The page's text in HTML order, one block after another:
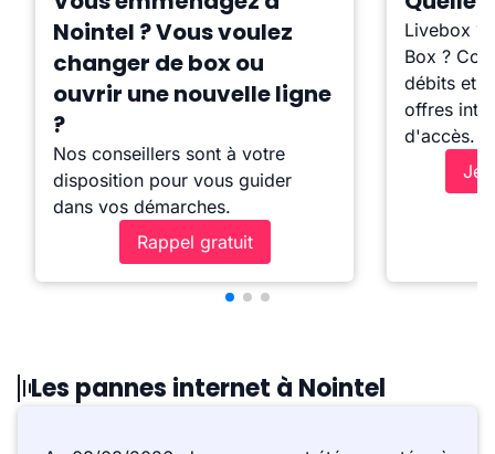
Nointel ? Vous voulez
changer de box ou
ouvrir une nouvelle ligne
?
Nos conseillers sont à votre
disposition pour vous guider
dans vos démarches.
Rappel gratuit
Livebox ?
Box ?
débits et
offres
d'accès.
Je
Les pannes internet à Nointel